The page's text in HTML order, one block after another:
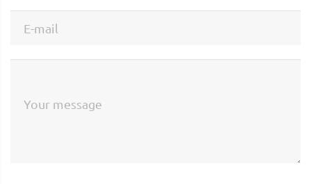
E-mail
Your message